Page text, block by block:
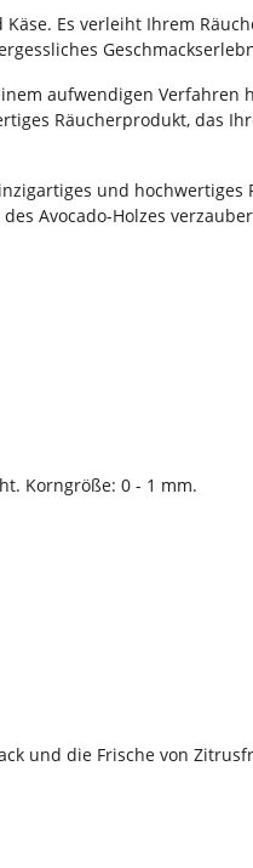
Es verleiht Ihrem
aufwendigen Verfahren
Räucherprodukt, das
und hochwertiges
Avocado-Holzes
Korngröße: 0 - 1 mm.
und die Frische von